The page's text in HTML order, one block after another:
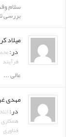
سلام
بررسی
میلاد
در:
فرآیند
عالی ...
مهدی
در:
فناوری